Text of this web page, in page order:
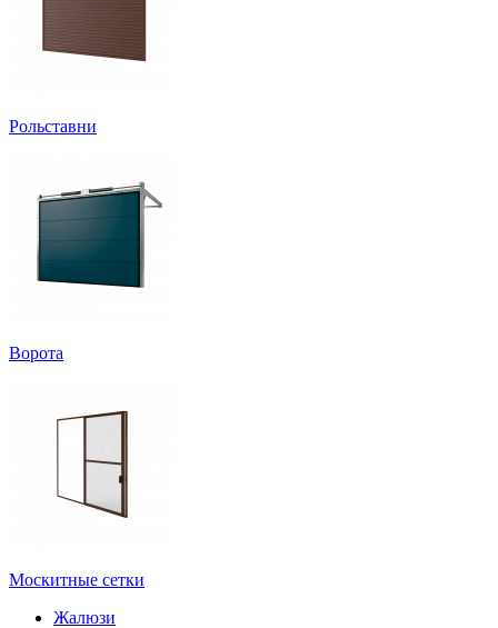
Рольставни
Ворота
Москитные сетки
Жалюзи